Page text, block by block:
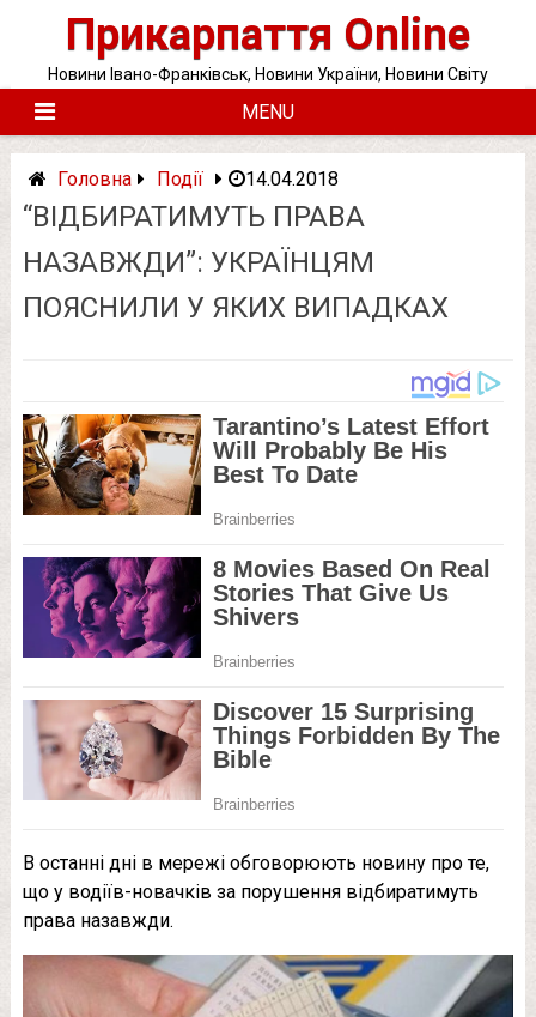
Прикарпаття Online
Новини Івано-Франківськ, Новини України, Новини Світу
MENU
Головна Події 14.04.2018
“ВІДБИРАТИМУТЬ ПРАВА
НАЗАВЖДИ”: УКРАЇНЦЯМ
ПОЯСНИЛИ У ЯКИХ ВИПАДКАХ
В останні дні в мережі обговорюють новину про те,
що у водіїв-новачків за порушення відбиратимуть
права назавжди.